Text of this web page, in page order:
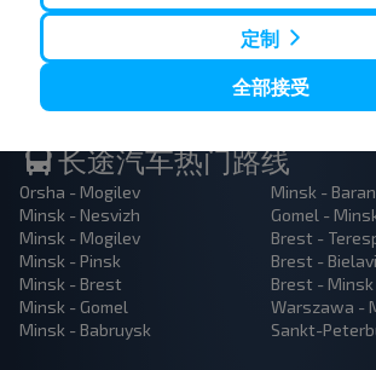
长途汽车热门路线
Orsha - Mogilev
Minsk - Nesvizh
Minsk - Mogilev
Minsk - Pinsk
Minsk - Brest
Minsk - Gomel
Minsk - Babruysk
Minsk -
Gomel -
Brest -
Brest -
Brest - Minsk
Warszawa -
Sankt-
定制
全部接受